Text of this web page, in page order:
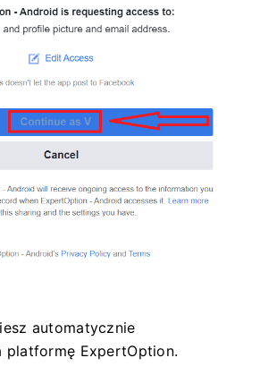
automatycznie
platformę ExpertOption.